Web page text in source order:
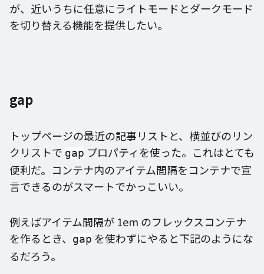
が、近いうちに任意にライトモードとダークモード
を切り替える機能を提供したい。
gap
トップページの最近の記事リストと、横並びのリン
クリストで gap プロパティを使った。これはとても
便利だ。コンテナ内のアイテム間隔をコンテナで宣
言できるのがスマートでかっこいい。
例えばアイテム間隔が 1em のフレックスコンテナ
を作るとき、
gap を使わずにやると下記のようにな
るだろう。